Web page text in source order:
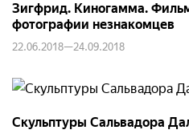
Зигфрид. Киногамма.
фотографии незнакомцев
22.06.2018—24.09.2018
Скульптуры Сальвадора